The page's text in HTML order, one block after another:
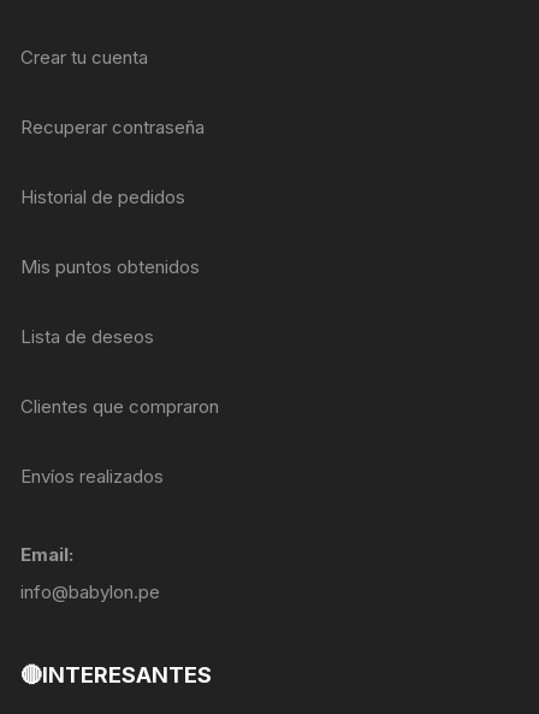
Crear tu cuenta
Recuperar contraseña
Historial de pedidos
Mis puntos obtenidos
Lista de deseos
Clientes que compraron
Envíos realizados
Email:
info@babylon.pe
🔴INTERESANTES